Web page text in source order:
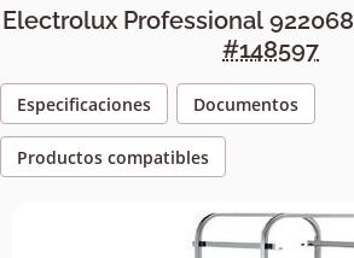
Electrolux Professional 922068
#148597
Especificaciones Documentos
Productos compatibles